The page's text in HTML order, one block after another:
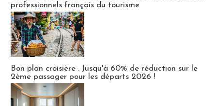
professionnels français du tourisme
Bon plan croisière : Jusqu'à 60% de réduction sur le
2ème passager pour les départs 2026 !